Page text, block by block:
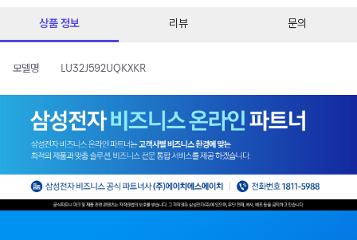
상품 정보 리뷰 문의
모델명 LU32J592UQKXKR